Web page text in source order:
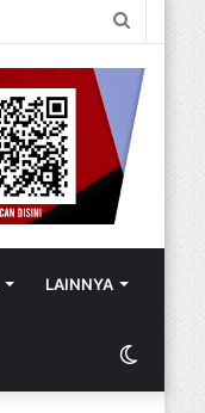
LAINNYA
Switch